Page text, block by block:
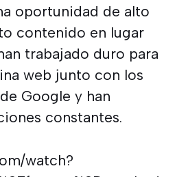
oportunidad de alto
contenido en lugar
trabajado duro para
web junto con los
Google y han
constantes.
watch?